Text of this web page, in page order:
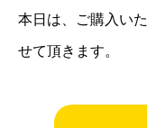
本日は、ご購入い
せて頂きます。